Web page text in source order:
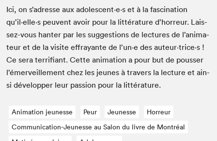
Ici, on s’adresse aux adolescent·e·s et à la fas­ci­na­tion
qu’il·elle·s peu­vent avoir pour la lit­téra­ture d’hor­reur. Lais­
sez-vous hanter par les sug­ges­tions de lec­tures de l’an­i­ma­
teur et de la vis­ite effrayante de l’un·e des auteur·trice·s !
Ce sera ter­ri­fi­ant. Cette ani­ma­tion a pour but de pouss­er
l’émer­veille­ment chez les jeunes à tra­vers la lec­ture et ain­
si dévelop­per leur pas­sion pour la littérature.
Animation jeunesse Peur Jeunesse
Horreur
Communication-Jeunesse au Salon du livre de Montréal